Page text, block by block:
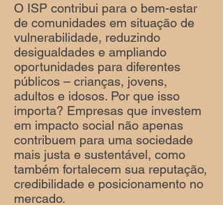
O ISP contribui para o bem-estar
de comunidades em situação de
vulnerabilidade, reduzindo
desigualdades e ampliando
oportunidades para diferentes
públicos – crianças, jovens,
adultos e idosos. Por que isso
importa? Empresas que investem
em impacto social não apenas
contribuem para uma sociedade
mais justa e sustentável, como
também fortalecem sua reputação,
credibilidade e posicionamento no
mercado.